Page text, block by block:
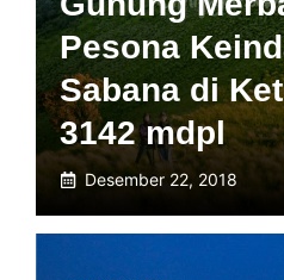
Pesona
Sabana di
3142 mdpl
Desember 22, 2018